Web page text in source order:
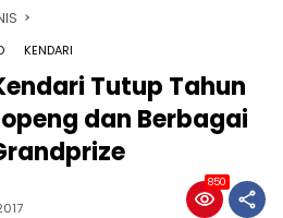
KENDARI
Tutup Tahun
dan Berbagai
850